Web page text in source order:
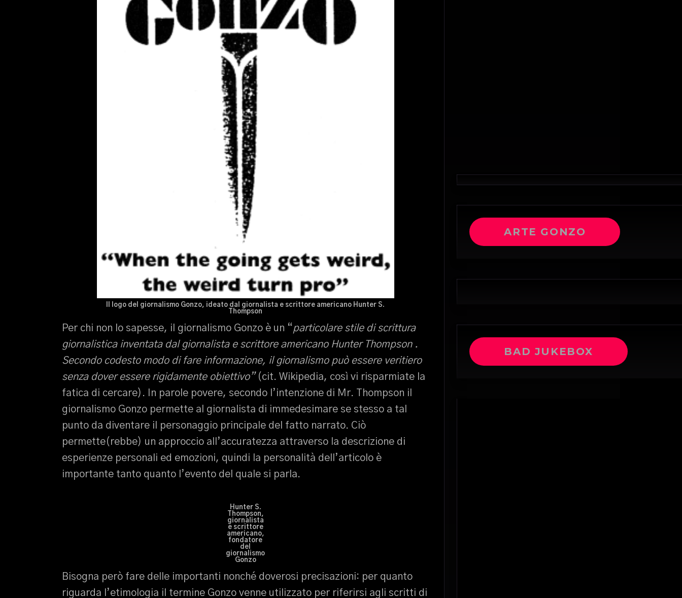
Il logo del giornalismo Gonzo, ideato dal giornalista e scrittore americano Hunter S.
Thompson
Per chi non lo sapesse, il giornalismo Gonzo è un “particolare stile di scrittura
giornalistica inventata dal giornalista e scrittore americano Hunter Thompson .
Secondo codesto modo di fare informazione, il giornalismo può essere veritiero
senza dover essere rigidamente obiettivo”(cit. Wikipedia, così vi risparmiate la
fatica di cercare). In parole povere, secondo l’intenzione di Mr. Thompson il
giornalismo Gonzo permette al giornalista di immedesimare se stesso a tal
punto da diventare il personaggio principale del fatto narrato. Ciò
permette(rebbe) un approccio all’accuratezza attraverso la descrizione di
esperienze personali ed emozioni, quindi la personalità dell’articolo è
importante tanto quanto l’evento del quale si parla.
Hunter S.
Thompson,
giornalista
e scrittore
americano,
fondatore
del
giornalismo
Gonzo
Bisogna però fare delle importanti nonché doverosi precisazioni: per quanto
riguarda l’etimologia il termine Gonzo venne utilizzato per riferirsi agli scritti di
ARTE GONZO
BAD JUKEBOX